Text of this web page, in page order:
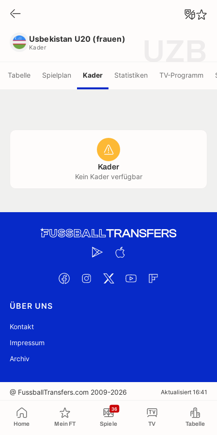
Home Mein FT Spiele
36
TV Tabelle
Usbekistan U20 (frauen)
Kader
Tabelle Spielplan Kader Statistiken TV-Programm
Kader
Kein Kader verfügbar
ÜBER UNS
Kontakt
Impressum
Archiv
@ FussballTransfers.com 2009-2026 Aktualisiert 16:41
In die Zwischenablage kopiert